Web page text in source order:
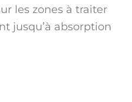
les zones à traiter
jusqu’à absorption